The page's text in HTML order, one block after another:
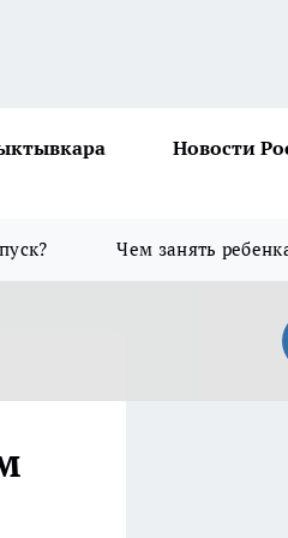
Новости
Чем занять